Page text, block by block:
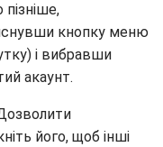
кнопку меню
і вибравши
акаунт.
його, щоб інші